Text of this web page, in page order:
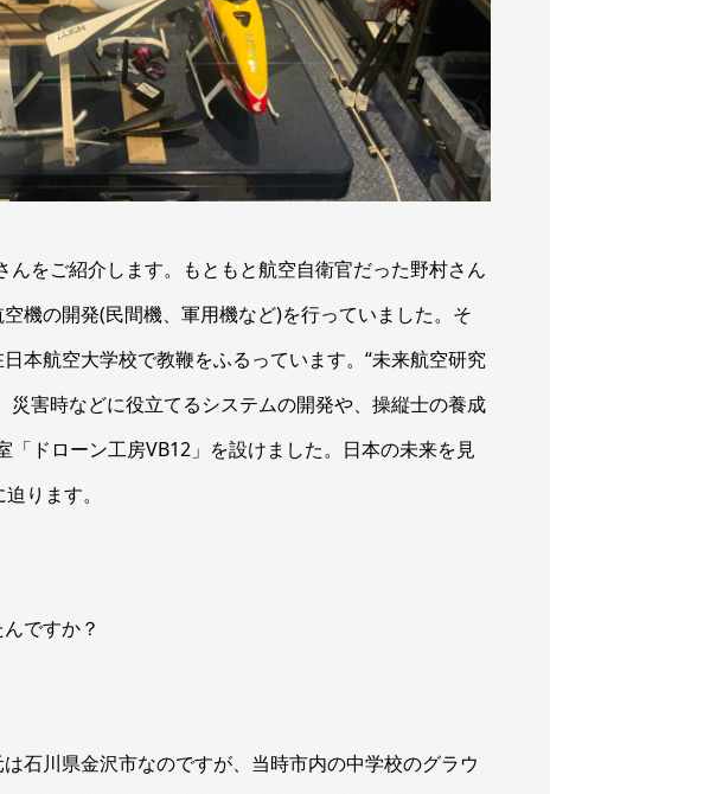
をご紹介します。もともと航空自衛官だった野村さん
機の開発(民間機、軍用機など)を行っていました。そ
本航空大学校で教鞭をふるっています。“未来航空研究
害時などに役立てるシステムの開発や、操縦士の養成
ドローン工房VB12」を設けました。日本の未来を見
ります。
ですか？
石川県金沢市なのですが、当時市内の中学校のグラウ